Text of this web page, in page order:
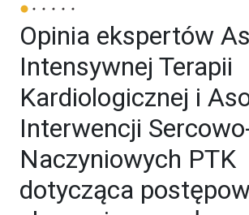
Opinia ekspertów
Intensywnej Terapii
Kardiologicznej i
Interwencji
Naczyniowych PTK
dotycząca